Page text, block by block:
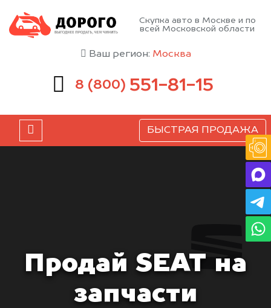
Скупка авто в Москве и по
всей Московской области
Ваш регион: Москва
8 (800) 551-81-15
БЫСТРАЯ ПРОДАЖА
Продай SEAT на
запчасти